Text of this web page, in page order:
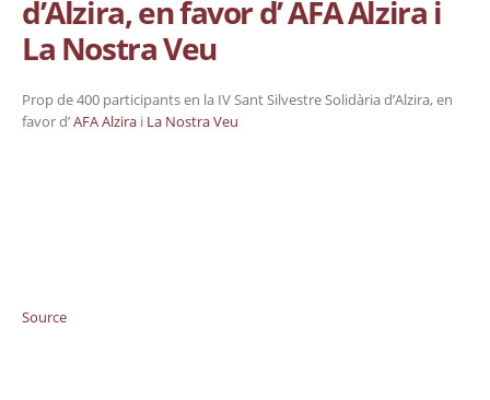
d’Alzira, en favor d’ AFA Alzira i
La Nostra Veu
Prop de 400 participants en la IV Sant Silvestre Solidària d’Alzira, en
favor d’AFA Alzira i La Nostra Veu
Source